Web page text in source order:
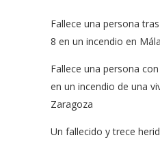
Fallece una persona
8 en un incendio en
Fallece una persona
en un incendio de una
Zaragoza
Un fallecido y trece